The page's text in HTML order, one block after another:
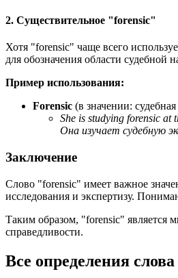
2. Существительное "forensic"
Хотя "forensic" чаще всего
для обозначения области судебной
Пример использования:
Forensic (в значении:
She is studying forensic at
Она изучает судебную
Заключение
Слово "forensic" имеет важное
исследования и экспертизу.
Таким образом, "forensic" является
справедливости.
Все определения слова